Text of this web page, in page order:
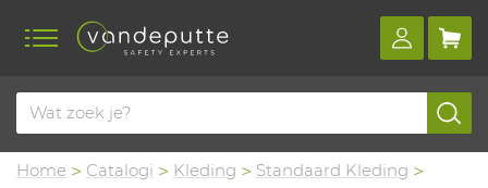
Home Catalogi Kleding
Standaard Kleding